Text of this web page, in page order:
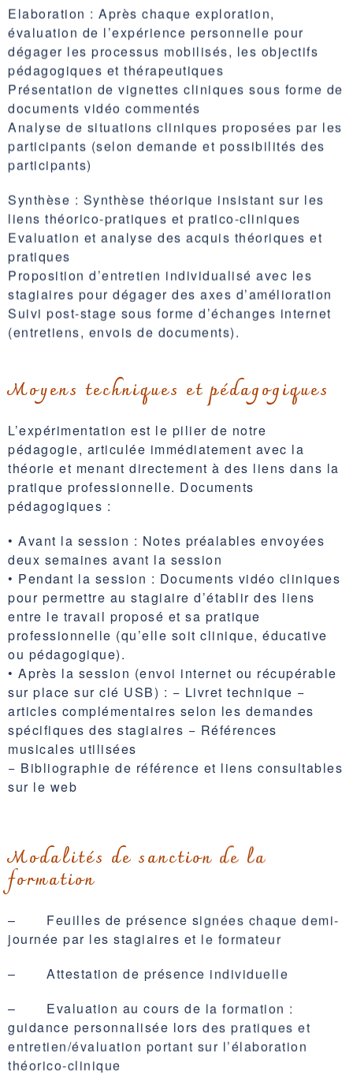
Elaboration : Après chaque exploration,
évaluation de l’expérience personnelle pour
dégager les processus mobilisés, les objectifs
pédagogiques et thérapeutiques
Présentation de vignettes cliniques sous forme de
documents vidéo commentés
Analyse de situations cliniques proposées par les
participants (selon demande et possibilités des
participants)
Synthèse : Synthèse théorique insistant sur les
liens théorico-pratiques et pratico-cliniques
Evaluation et analyse des acquis théoriques et
pratiques
Proposition d’entretien individualisé avec les
stagiaires pour dégager des axes d’amélioration
Suivi post-stage sous forme d’échanges internet
(entretiens, envois de documents).
Moyens techniques et pédagogiques
L’expérimentation est le pilier de notre
pédagogie, articulée immédiatement avec la
théorie et menant directement à des liens dans la
pratique professionnelle. Documents
pédagogiques :
• Avant la session : Notes préalables envoyées
deux semaines avant la session
• Pendant la session : Documents vidéo cliniques
pour permettre au stagiaire d’établir des liens
entre le travail proposé et sa pratique
professionnelle (qu’elle soit clinique, éducative
ou pédagogique).
• Après la session (envoi internet ou récupérable
sur place sur clé USB) : − Livret technique −
articles complémentaires selon les demandes
spécifiques des stagiaires − Références
musicales utilisées
− Bibliographie de référence et liens consultables
sur le web
Modalités de sanction de la
formation
journée par les stagiaires et le formateur
guidance personnalisée lors des pratiques et
entretien/évaluation portant sur l’élaboration
théorico-clinique